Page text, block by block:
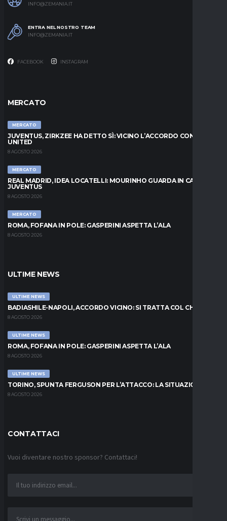
INFO@ZEMANIA.IT
ENTRA NEL NOSTRO TEAM
INFO@ZEMANIA.IT
FACEBOOK INSTAGRAM
MERCATO
MERCATO
JUVENTUS, ZIRKZEE HA DETTO SÌ: VICINO L’ACCORDO CON LO
UNITED
8 AGOSTO 2026
MERCATO
REAL MADRID, IDEA LOCATELLI: MOURINHO GUARDA IN CASA
JUVENTUS
8 AGOSTO 2026
MERCATO
ROMA, FOFANA IN POLE: GASPERINI ASPETTA L’ALA
8 AGOSTO 2026
ULTIME NEWS
ULTIME NEWS
BADIASHILE-NAPOLI, ACCORDO VICINO: SI TRATTA COL CHELSEA
8 AGOSTO 2026
ULTIME NEWS
ROMA, FOFANA IN POLE: GASPERINI ASPETTA L’ALA
8 AGOSTO 2026
ULTIME NEWS
TORINO, SPUNTA FERGUSON PER L’ATTACCO: LA SITUAZIONE
8 AGOSTO 2026
CONTATTACI
Vuoi diventare nostro sponsor? Contattaci!